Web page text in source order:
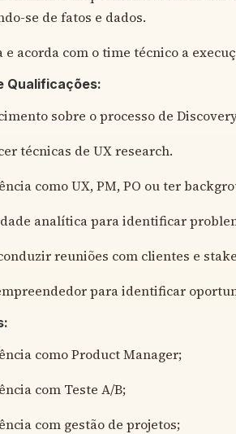
se de fatos e dados.
e acorda com o time técnico a
Qualificações:
sobre o processo de
técnicas de UX research.
como UX, PM, PO ou ter
analítica para identificar
reuniões com clientes e
para identificar
como Product Manager;
com Teste A/B;
com gestão de projetos;